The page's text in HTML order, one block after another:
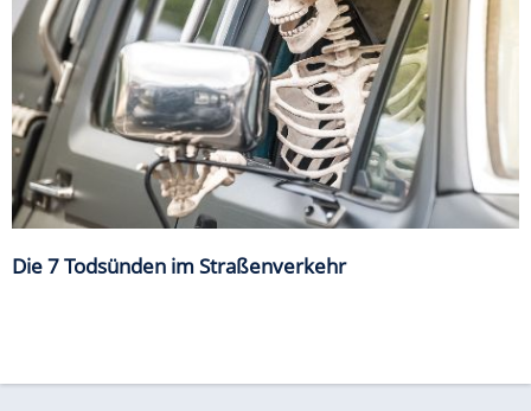
Die 7 Todsünden im Straßenverkehr